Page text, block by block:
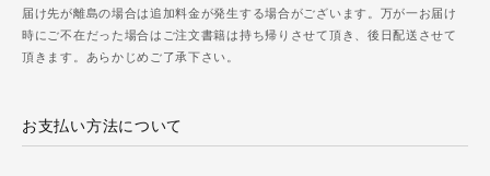
届け先が離島の場合は追加料金が発生する場合がございます。万が一お届け
時にご不在だった場合はご注文書籍は持ち帰りさせて頂き、後日配送させて
頂きます。あらかじめご了承下さい。
お支払い方法について